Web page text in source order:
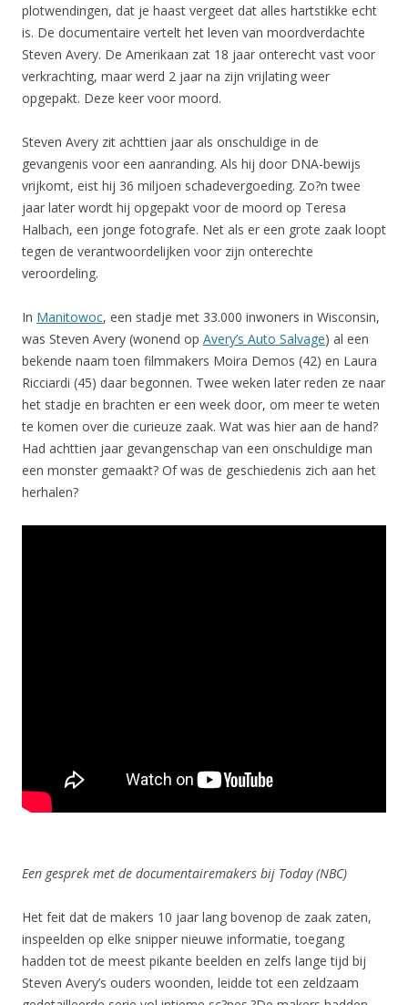
plotwendingen, dat je haast vergeet dat alles hartstikke echt
is. De documentaire vertelt het leven van moordverdachte
Steven Avery. De Amerikaan zat 18 jaar onterecht vast voor
verkrachting, maar werd 2 jaar na zijn vrijlating weer
opgepakt. Deze keer voor moord.
Steven Avery zit achttien jaar als onschuldige in de
gevangenis voor een aanranding. Als hij door DNA-bewijs
vrijkomt, eist hij 36 miljoen schadevergoeding. Zo?n twee
jaar later wordt hij opgepakt voor de moord op Teresa
Halbach, een jonge fotografe. Net als er een grote zaak loopt
tegen de verantwoordelijken voor zijn onterechte
veroordeling.
In Manitowoc, een stadje met 33.000 inwoners in Wisconsin,
was Steven Avery (wonend op Avery’s Auto Salvage) al een
bekende naam toen filmmakers Moira Demos (42) en Laura
Ricciardi (45) daar begonnen. Twee weken later reden ze naar
het stadje en brachten er een week door, om meer te weten
te komen over die curieuze zaak. Wat was hier aan de hand?
Had achttien jaar gevangenschap van een onschuldige man
een monster gemaakt? Of was de geschiedenis zich aan het
herhalen?
Een gesprek met de documentairemakers bij Today (NBC)
Het feit dat de makers 10 jaar lang bovenop de zaak zaten,
inspeelden op elke snipper nieuwe informatie, toegang
hadden tot de meest pikante beelden en zelfs lange tijd bij
Steven Avery’s ouders woonden, leidde tot een zeldzaam